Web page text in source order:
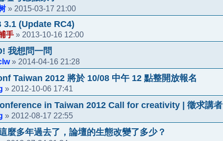
» 2015-03-17 21:00
3.1 (Update RC4)
手 » 2013-10-16 12:00
我想問一問
» 2014-04-16 21:28
Taiwan 2012 將於 10/08 中午 12 點整開放報名
» 2012-10-06 17:41
in Taiwan 2012 Call for creativity | 徵求講者
» 2012-08-17 22:55
麼多年過去了，論壇的生態改變了多少？